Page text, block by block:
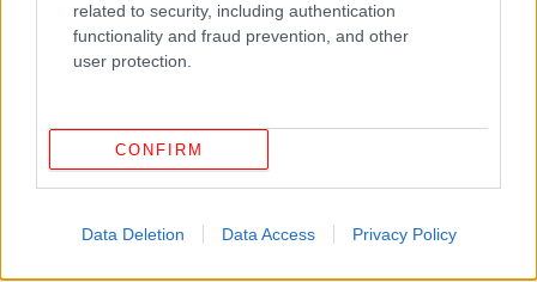
related to security, including authentication
functionality and fraud prevention, and other
user protection.
CONFIRM
Data Deletion Data Access Privacy Policy